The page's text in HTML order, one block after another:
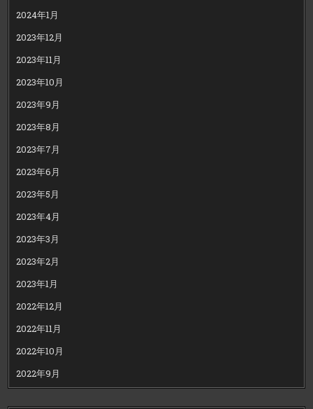
2024年1月
2023年12月
2023年11月
2023年10月
2023年9月
2023年8月
2023年7月
2023年6月
2023年5月
2023年4月
2023年3月
2023年2月
2023年1月
2022年12月
2022年11月
2022年10月
2022年9月